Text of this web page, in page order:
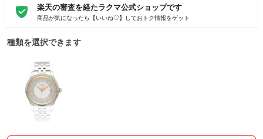
楽天の審査を経たラクマ公式ショップです
商品が気になったら【いいね♡】しておトク情報をゲット
種類を選択できます